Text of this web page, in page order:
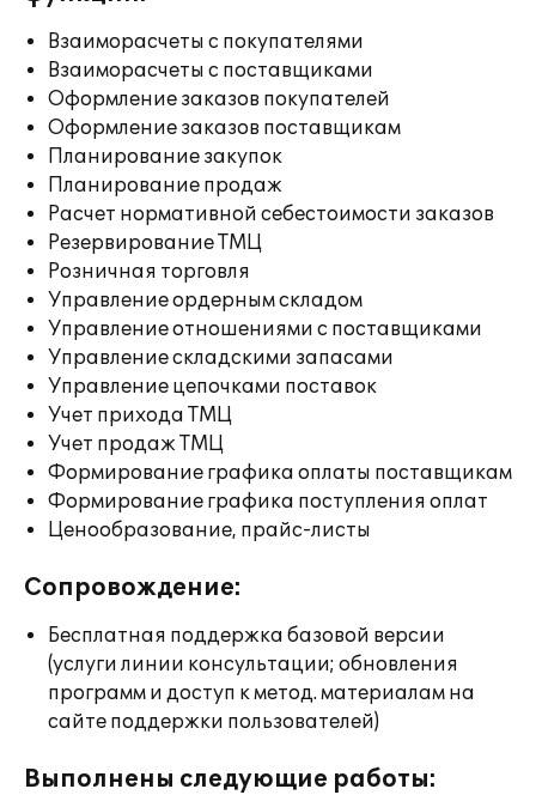
Взаиморасчеты с покупателями
Взаиморасчеты с поставщиками
Оформление заказов покупателей
Оформление заказов поставщикам
Планирование закупок
Планирование продаж
Расчет нормативной себестоимости заказов
Резервирование ТМЦ
Розничная торговля
Управление ордерным складом
Управление отношениями с поставщиками
Управление складскими запасами
Управление цепочками поставок
Учет прихода ТМЦ
Учет продаж ТМЦ
Формирование графика оплаты поставщикам
Формирование графика поступления оплат
Ценообразование, прайс-листы
Сопровождение:
Бесплатная поддержка базовой версии
(услуги линии консультации; обновления
программ и доступ к метод. материалам на
сайте поддержки пользователей)
Выполнены следующие работы: